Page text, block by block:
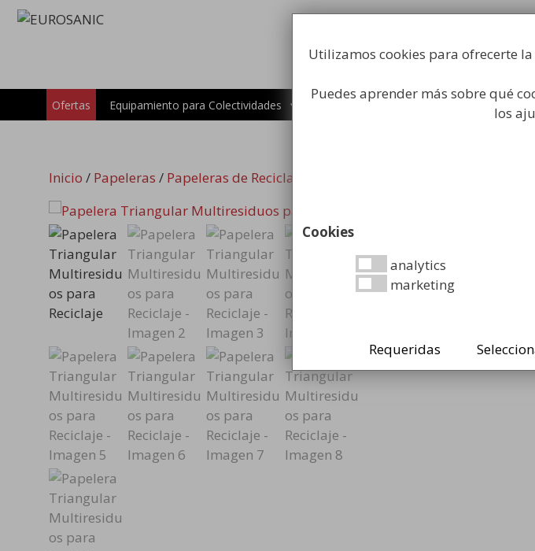
Saltar
Búsqueda
productos
Ofertas Equipamiento para Colectividades Carros Higiene Industrial Papeleras
Inicio / Papeleras / Papeleras de Reciclaje Urbanas y de Altas Prestaciones /
Utilizamos cookies para ofrecerte
Puedes aprender más sobre qué
los
Cookies
analytics
marketing
Requeridas